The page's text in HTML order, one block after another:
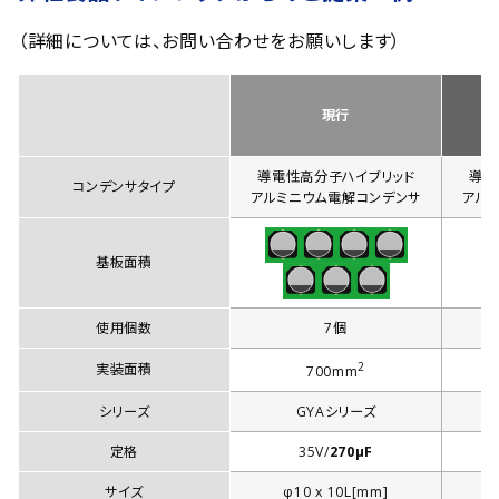
（詳細については、お問い合わせをお願いします）
現行
コンデンサタイプ
導電性高分子ハイブリッド
アルミニウム電解コンデンサ
導電
アル
基板面積
使用個数 7個
実装面積 700mm2
シリーズ GYAシリーズ
定格 35V/270µF
サイズ φ10 x 10L[mm]